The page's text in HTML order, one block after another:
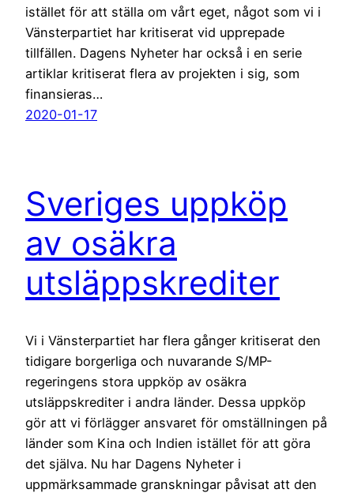
istället för att ställa om vårt eget, något som vi i
Vänsterpartiet har kritiserat vid upprepade
tillfällen. Dagens Nyheter har också i en serie
artiklar kritiserat flera av projekten i sig, som
finansieras…
2020-01-17
Sveriges uppköp
av osäkra
utsläppskrediter
Vi i Vänsterpartiet har flera gånger kritiserat den
tidigare borgerliga och nuvarande S/MP-
regeringens stora uppköp av osäkra
utsläppskrediter i andra länder. Dessa uppköp
gör att vi förlägger ansvaret för omställningen på
länder som Kina och Indien istället för att göra
det själva. Nu har Dagens Nyheter i
uppmärksammade granskningar påvisat att den